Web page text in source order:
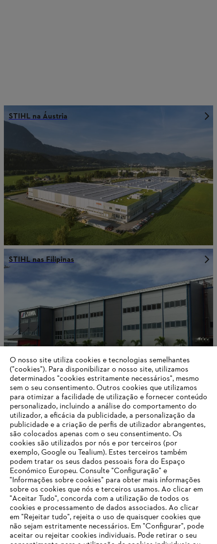
STIHL na Áustria
STIHL nas Filipinas
Produção e vendas internacionais
Informações para fornecedores
Produtos
Contacto
Carreira
Sistema de denúncia
O nosso site utiliza cookies e tecnologias semelhantes
("cookies"). Para disponibilizar o nosso site, utilizamos
determinados "cookies estritamente necessários", mesmo
sem o seu consentimento. Outros cookies que utilizamos
para otimizar a facilidade de utilização e fornecer conteúdo
personalizado, incluindo a análise do comportamento do
utilizador, a eficácia da publicidade, a personalização da
publicidade e a criação de perfis de utilizador abrangentes,
são colocados apenas com o seu consentimento. Os
cookies são utilizados por nós e por terceiros (por
exemplo, Google ou Tealium). Estes terceiros também
podem tratar os seus dados pessoais fora do Espaço
Económico Europeu. Consulte "Configuração" e
"Informações sobre cookies" para obter mais informações
sobre os cookies que nós e terceiros usamos. Ao clicar em
"Aceitar Tudo", concorda com a utilização de todos os
cookies e processamento de dados associados. Ao clicar
em "Rejeitar tudo", rejeita o uso de quaisquer cookies que
não sejam estritamente necessários. Em "Configurar", pode
aceitar ou rejeitar cookies individuais. Pode retirar o seu